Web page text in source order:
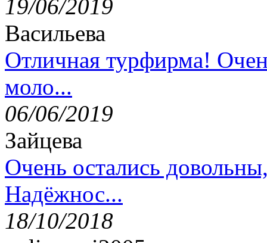
19/06/2019
Васильева
Отличная турфирма!
моло...
06/06/2019
Зайцева
Очень остались
Надёжнос...
18/10/2018